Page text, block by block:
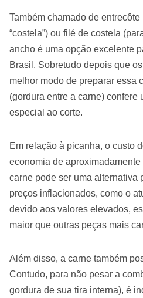
Também chamado de
“costela”) ou filé de costela
ancho é uma opção excelente
Brasil. Sobretudo depois que
melhor modo de preparar essa
(gordura entre a carne) confere
especial ao corte.
Em relação à picanha, o custo
economia de
carne pode ser uma alternativa
preços inflacionados, como o
devido aos valores elevados,
maior que outras peças mais
Além disso, a carne também
Contudo, para não pesar a
gordura de sua tira interna), é